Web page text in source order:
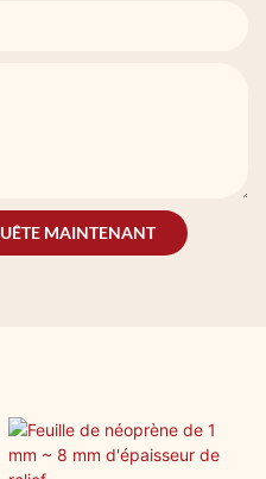
MAINTENANT